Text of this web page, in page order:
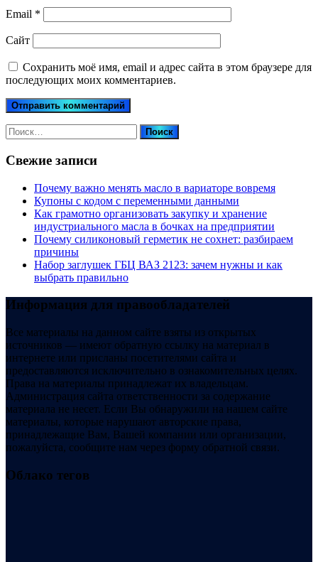
Email *
Сайт
Сохранить моё имя, email и адрес сайта в этом браузере для
последующих моих комментариев.
Найти:
Свежие записи
Почему важно менять масло в вариаторе вовремя
Купоны c кодом с переменными данными
Как грамотно организовать закупку и хранение
индустриального масла в бочках на предприятии
Почему силиконовый герметик не сохнет: разбираем
причины
Набор заглушек ГБЦ ВАЗ 2123: зачем нужны и как
выбрать правильно
Информация для правообладателей
Все материалы на данном сайте взяты из открытых
источников — имеют обратную ссылку на материал в
интернете или присланы посетителями сайта и
предоставляются исключительно в ознакомительных целях.
Права на материалы принадлежат их владельцам.
Администрация сайта ответственности за содержание
материала не несет. Если Вы обнаружили на нашем сайте
материалы, которые нарушают авторские права,
принадлежащие Вам, Вашей компании или организации,
пожалуйста, сообщите нам через форму обратной связи.
Облако тегов